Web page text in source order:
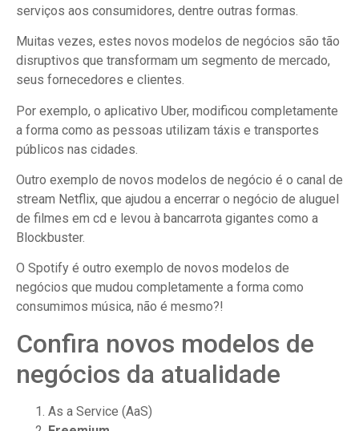
serviços aos consumidores, dentre outras formas.
Muitas vezes, estes novos modelos de negócios são tão
disruptivos que transformam um segmento de mercado,
seus fornecedores e clientes.
Por exemplo, o aplicativo Uber, modificou completamente
a forma como as pessoas utilizam táxis e transportes
públicos nas cidades.
Outro exemplo de novos modelos de negócio é o canal de
stream Netflix, que ajudou a encerrar o negócio de aluguel
de filmes em cd e levou à bancarrota gigantes como a
Blockbuster.
O Spotify é outro exemplo de novos modelos de
negócios que mudou completamente a forma como
consumimos música, não é mesmo?!
Confira novos modelos de
negócios da atualidade
As a Service (AaS)